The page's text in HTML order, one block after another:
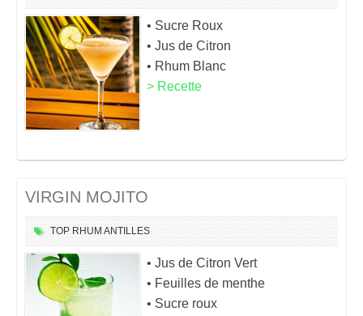
• Sucre Roux
• Jus de Citron
• Rhum Blanc
> Recette
VIRGIN MOJITO
TOP RHUM ANTILLES
• Jus de Citron Vert
• Feuilles de menthe
• Sucre roux